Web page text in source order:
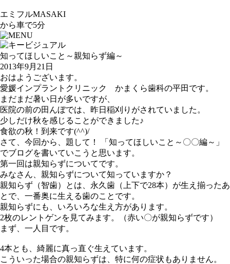
エミフルMASAKI
から車で5分
知ってほしいこと～親知らず編～
2013年9月21日
おはようございます。
愛媛インプラントクリニック かまくら歯科の平田です。
まだまだ暑い日が多いですが、
医院の前の田んぼでは、昨日稲刈りがされていました。
少しだけ秋を感じることができました♪
食欲の秋！到来です(^^)/
さて、今回から、題して！ 「知ってほしいこと～〇〇編～」
でブログを書いていこうと思います。
第一回は親知らずについてです。
みなさん、親知らずについて知っていますか？
親知らず（智歯）とは、永久歯（上下で28本）が生え揃ったあ
とで、一番奥に生える歯のことです。
親知らずにも、いろいろな生え方があります。
2枚のレントゲンを見てみます。（赤い〇が親知らずです）
まず、一人目です。
4本とも、綺麗に真っ直ぐ生えています。
こういった場合の親知らずは、特に何の症状もありません。